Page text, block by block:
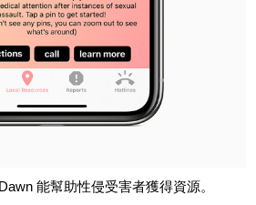
能幫助性侵受害者獲得資源。